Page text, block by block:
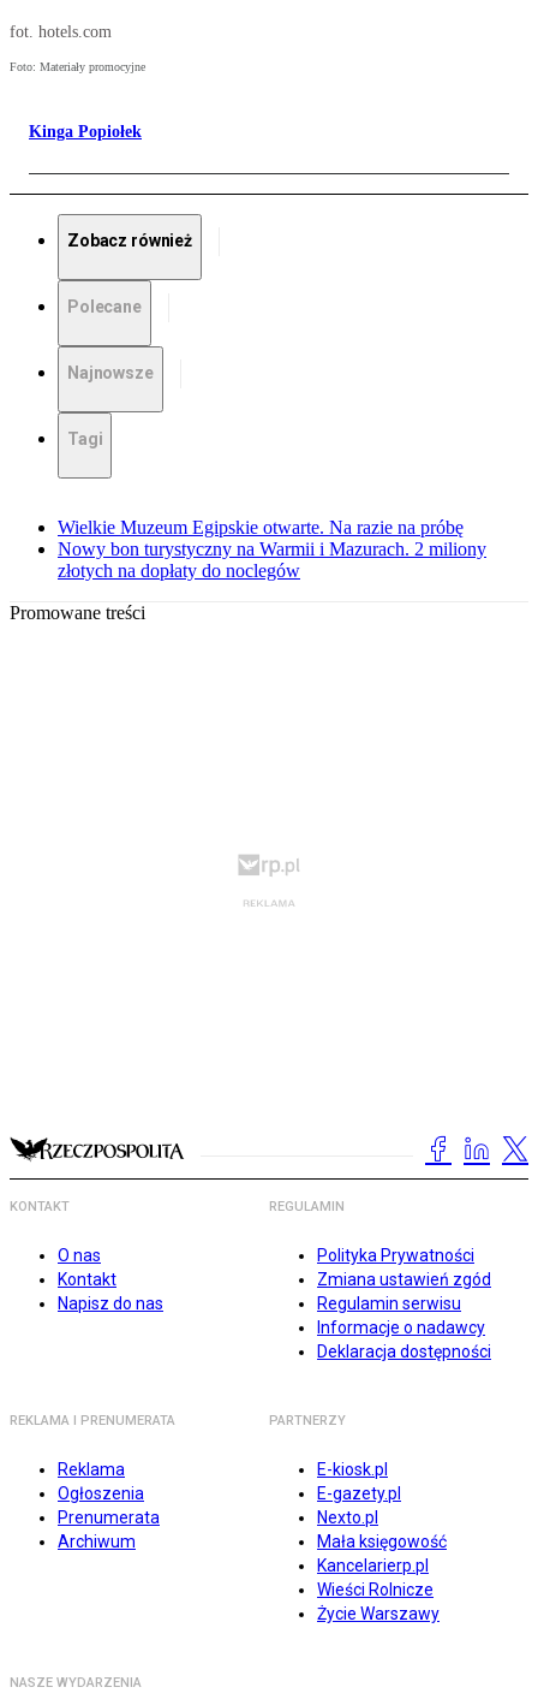
fot. hotels.com
Foto: Materiały promocyjne
Kinga Popiołek
Zobacz również
Polecane
Najnowsze
Tagi
Wielkie Muzeum Egipskie otwarte. Na razie na próbę
Nowy bon turystyczny na Warmii i Mazurach. 2 miliony
złotych na dopłaty do noclegów
Promowane treści
KONTAKT
O nas
Kontakt
Napisz do nas
REGULAMIN
Polityka Prywatności
Zmiana ustawień zgód
Regulamin serwisu
Informacje o nadawcy
Deklaracja dostępności
REKLAMA I PRENUMERATA
Reklama
Ogłoszenia
Prenumerata
Archiwum
PARTNERZY
E-kiosk.pl
E-gazety.pl
Nexto.pl
Mała księgowość
Kancelarierp.pl
Wieści Rolnicze
Życie Warszawy
NASZE WYDARZENIA